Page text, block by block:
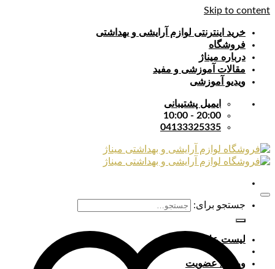
Skip to content
خرید اینترنتی لوازم آرایشی و بهداشتی
فروشگاه
درباره میناژ
مقالات آموزشی و مفید
ویدیو آموزشی
ایمیل پشتیبانی
20:00 - 10:00
04133325335
جستجو برای:
لیست علایق
ورود / عضویت